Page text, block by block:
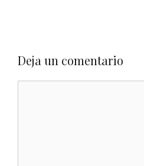
Deja un comentario